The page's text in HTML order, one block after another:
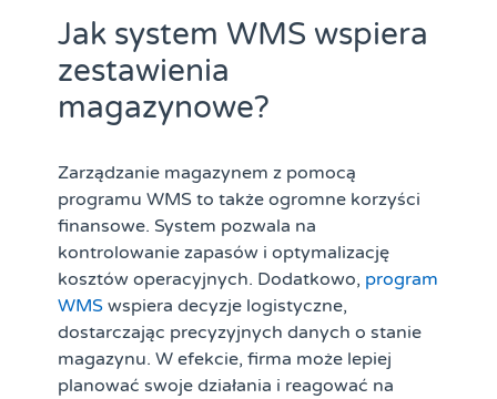
Jak system WMS wspiera
zestawienia
magazynowe?
Zarządzanie magazynem z pomocą
programu WMS to także ogromne korzyści
finansowe. System pozwala na
kontrolowanie zapasów i optymalizację
kosztów operacyjnych. Dodatkowo, program
WMS wspiera decyzje logistyczne,
dostarczając precyzyjnych danych o stanie
magazynu. W efekcie, firma może lepiej
planować swoje działania i reagować na